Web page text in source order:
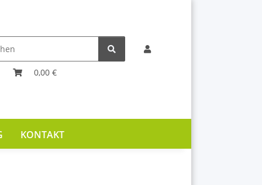
0,00 €
KONTAKT